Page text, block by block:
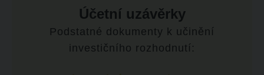
Účetní uzávěrky
Podstatné dokumenty k učinění
investičního rozhodnutí: